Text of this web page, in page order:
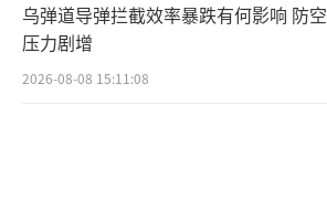
乌弹道导弹拦截效率暴跌有何影响 防空
压力剧增
2026-08-08 15:11:08